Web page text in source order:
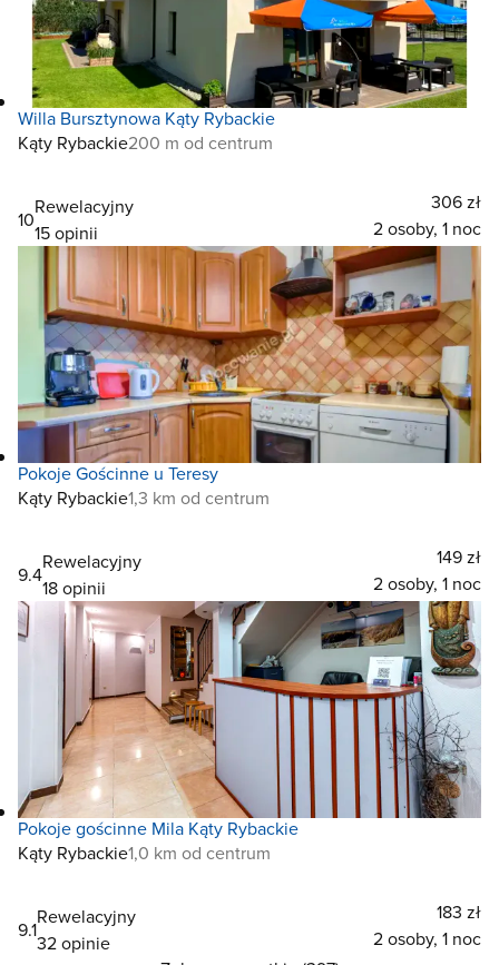
Willa Bursztynowa Kąty Rybackie
Kąty Rybackie200 m od centrum
10
Rewelacyjny
15 opinii
306 zł
2 osoby, 1 noc
Pokoje Gościnne u Teresy
Kąty Rybackie1,3 km od centrum
9.4
Rewelacyjny
18 opinii
149 zł
2 osoby, 1 noc
Pokoje gościnne Mila Kąty Rybackie
Kąty Rybackie1,0 km od centrum
9.1
Rewelacyjny
32 opinie
183 zł
2 osoby, 1 noc